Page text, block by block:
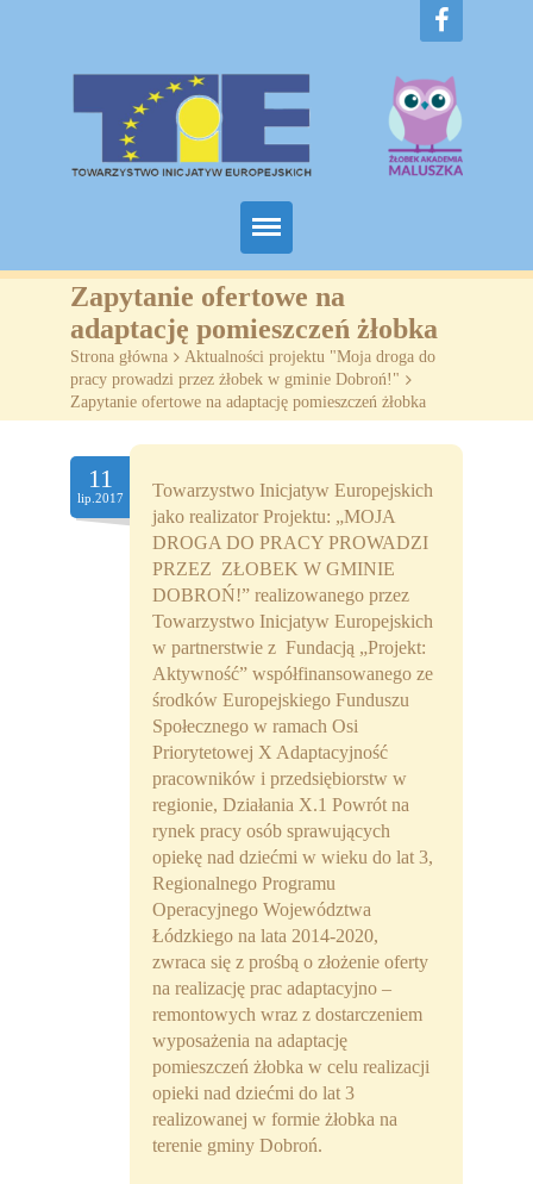
Home
O nas
Projekty
Żłobki
SZKOLENIA
Partnerzy
Współpraca
Sponsorzy
Kontakt
Rekrutacja Widzew
MALUCH PLUS
Zapytania ofertowe
Zapytanie ofertowe na
adaptację pomieszczeń żłobka
Strona główna > Aktualności projektu "Moja droga do
pracy prowadzi przez żłobek w gminie Dobroń!" >
Zapytanie ofertowe na adaptację pomieszczeń żłobka
11
lip.2017
Towarzystwo Inicjatyw Europejskich
jako realizator Projektu: „MOJA
DROGA DO PRACY PROWADZI
PRZEZ ZŁOBEK W GMINIE
DOBROŃ!” realizowanego przez
Towarzystwo Inicjatyw Europejskich
w partnerstwie z Fundacją „Projekt:
Aktywność” współfinansowanego ze
środków Europejskiego Funduszu
Społecznego w ramach Osi
Priorytetowej X Adaptacyjność
pracowników i przedsiębiorstw w
regionie, Działania X.1 Powrót na
rynek pracy osób sprawujących
opiekę nad dziećmi w wieku do lat 3,
Regionalnego Programu
Operacyjnego Województwa
Łódzkiego na lata 2014-2020,
zwraca się z prośbą o złożenie oferty
na realizację prac adaptacyjno –
remontowych wraz z dostarczeniem
wyposażenia na adaptację
pomieszczeń żłobka w celu realizacji
opieki nad dziećmi do lat 3
realizowanej w formie żłobka na
terenie gminy Dobroń.